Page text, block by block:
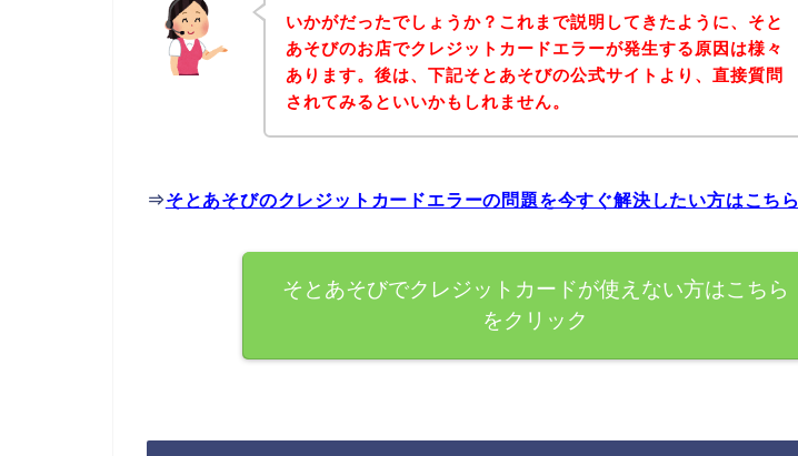
いかがだったでしょうか？これまで説明してきたように、そと
あそびのお店でクレジットカードエラーが発生する原因は様々
あります。後は、下記そとあそびの公式サイトより、直接質問
されてみるといいかもしれません。
⇒そとあそびのクレジットカードエラーの問題を今すぐ解決したい方はこちら
そとあそびでクレジットカードが使えない方はこちら
をクリック